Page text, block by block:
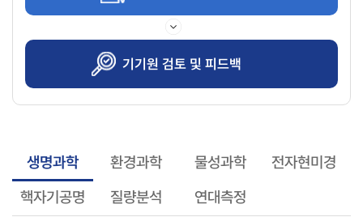
기기원 검토 및 피드백
생명과학 환경과학 물성과학
전자현미경
핵자기공명
질량분석 연대측정